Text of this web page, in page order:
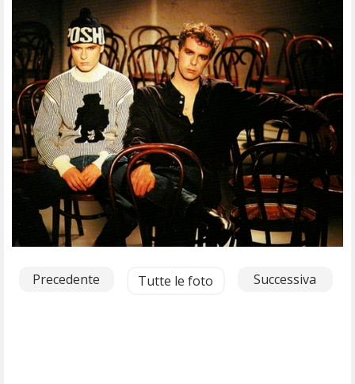
Precedente Tutte le foto Successiva